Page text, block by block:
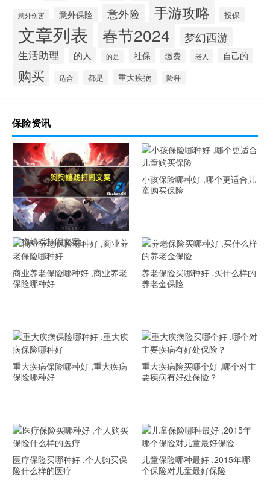
意外伤害 意外保险 意外险 手游攻略 投保
文章列表 春节2024 梦幻西游
生活助理 的人 的是 社保 缴费 老人 自己的
购买 适合 都是 重大疾病 险种
保险资讯
狗狗嬉戏打闹文案
小孩保险哪种好 ,哪个更适合儿
童购买保险
商业养老保险哪种好 ,商业养老
保险哪种好
养老保险买哪种好 ,买什么样的
养老金保险
重大疾病保险哪种好 ,重大疾病
保险哪种好
重大疾病险买哪个好 ,哪个对主
要疾病有好处保险？
医疗保险买哪种好 ,个人购买保
险什么样的医疗
儿童保险哪种最好 ,2015年哪
个保险对儿童最好保险